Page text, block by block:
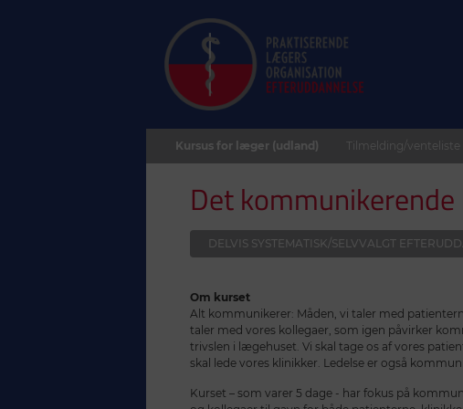
Kursus for læger (udland) Tilmelding/venteliste
Det
DELVIS SYSTEMATISK/SELVVALGT
Om kurset
Alt kommunikerer: Måden, vi taler med
taler med vores kollegaer, som igen påvirker
trivslen i lægehuset. Vi skal tage os af vores
skal lede vores klinikker. Ledelse er også
Kurset – som varer 5 dage - har fokus på